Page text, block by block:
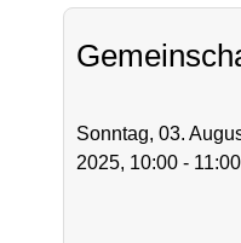
Sonntag, 03.
2025, 10:00 - 11:00